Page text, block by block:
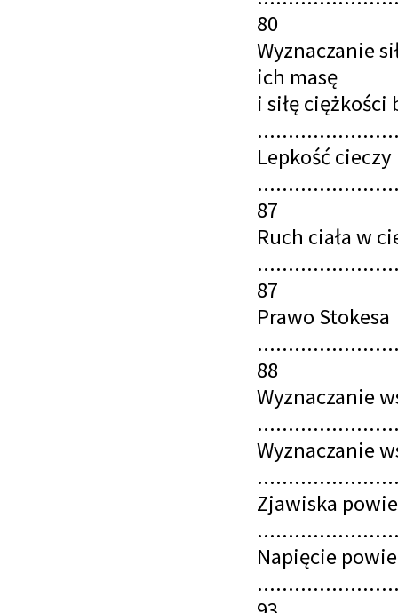
80
Wyznaczanie
ich masę
i siłę
Lepkość cieczy
87
Ruch ciała w
87
Prawo Stokesa
88
Wyznaczanie
Wyznaczanie
Zjawiska
Napięcie